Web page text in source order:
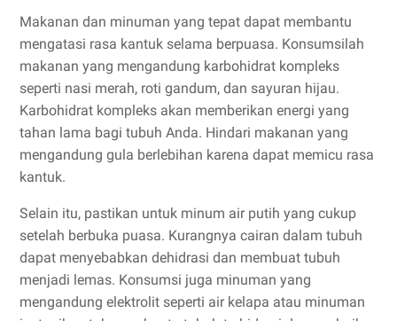
Makanan dan minuman yang tepat dapat membantu
mengatasi rasa kantuk selama berpuasa. Konsumsilah
makanan yang mengandung karbohidrat kompleks
seperti nasi merah, roti gandum, dan sayuran hijau.
Karbohidrat kompleks akan memberikan energi yang
tahan lama bagi tubuh Anda. Hindari makanan yang
mengandung gula berlebihan karena dapat memicu rasa
kantuk.
Selain itu, pastikan untuk minum air putih yang cukup
setelah berbuka puasa. Kurangnya cairan dalam tubuh
dapat menyebabkan dehidrasi dan membuat tubuh
menjadi lemas. Konsumsi juga minuman yang
mengandung elektrolit seperti air kelapa atau minuman